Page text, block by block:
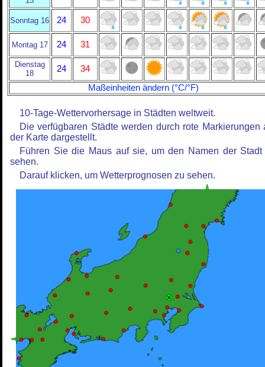
Sonntag 16 24 30
Montag 17 24 31
Dienstag
18
24
34
Maßeinheiten ändern (°C/°F)
10-Tage-Wettervorhersage in Städten weltweit.
Die verfügbaren Städte werden durch rote Markierungen
der Karte dargestellt.
Führen Sie die Maus auf sie, um den Namen der Stadt
sehen.
Darauf klicken, um Wetterprognosen zu sehen.